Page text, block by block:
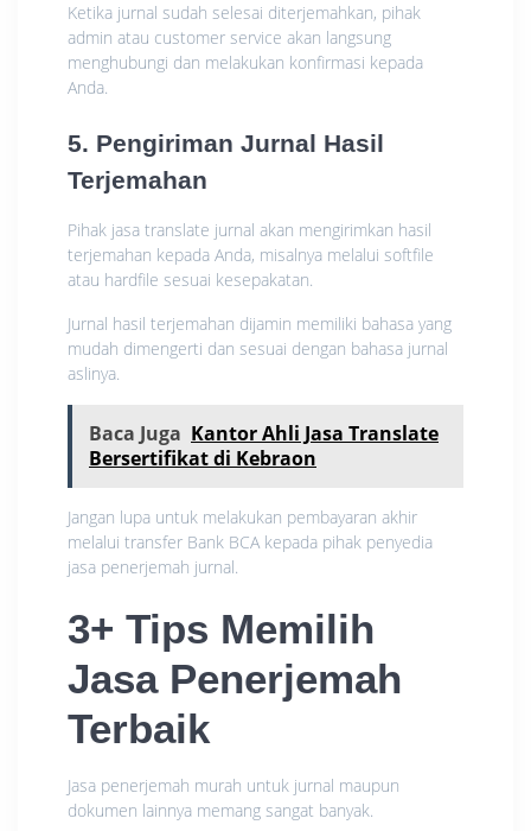
Ketika jurnal sudah selesai diterjemahkan, pihak
admin atau customer service akan langsung
menghubungi dan melakukan konfirmasi kepada
Anda.
5. Pengiriman Jurnal Hasil
Terjemahan
Pihak jasa translate jurnal akan mengirimkan hasil
terjemahan kepada Anda, misalnya melalui softfile
atau hardfile sesuai kesepakatan.
Jurnal hasil terjemahan dijamin memiliki bahasa yang
mudah dimengerti dan sesuai dengan bahasa jurnal
aslinya.
Baca Juga Kantor Ahli Jasa Translate
Bersertifikat di Kebraon
Jangan lupa untuk melakukan pembayaran akhir
melalui transfer Bank BCA kepada pihak penyedia
jasa penerjemah jurnal.
3+ Tips Memilih
Jasa Penerjemah
Terbaik
Jasa penerjemah murah untuk jurnal maupun
dokumen lainnya memang sangat banyak.